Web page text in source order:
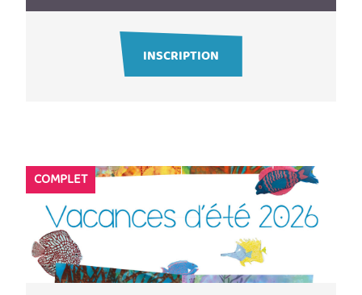
INSCRIPTION
COMPLET